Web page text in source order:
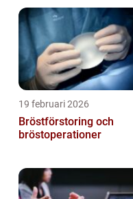
19 februari 2026
Bröstförstoring och
bröstoperationer